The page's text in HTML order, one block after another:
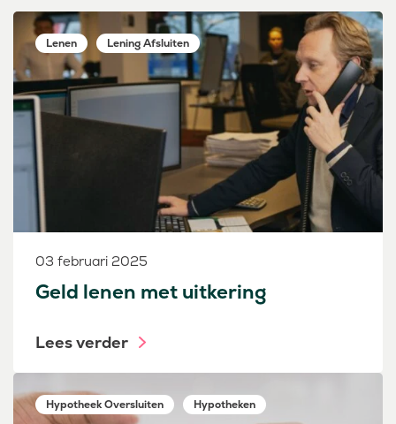
Lenen Lening Afsluiten
03 februari 2025
Geld lenen met uitkering
Lees verder
Hypotheek Oversluiten Hypotheken